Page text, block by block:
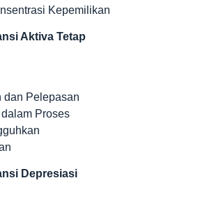
Kepemilikan
Aktiva Tetap
dan Pelepasan
Proses
Depresiasi